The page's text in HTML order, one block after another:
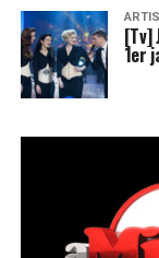
[Tv]
1er